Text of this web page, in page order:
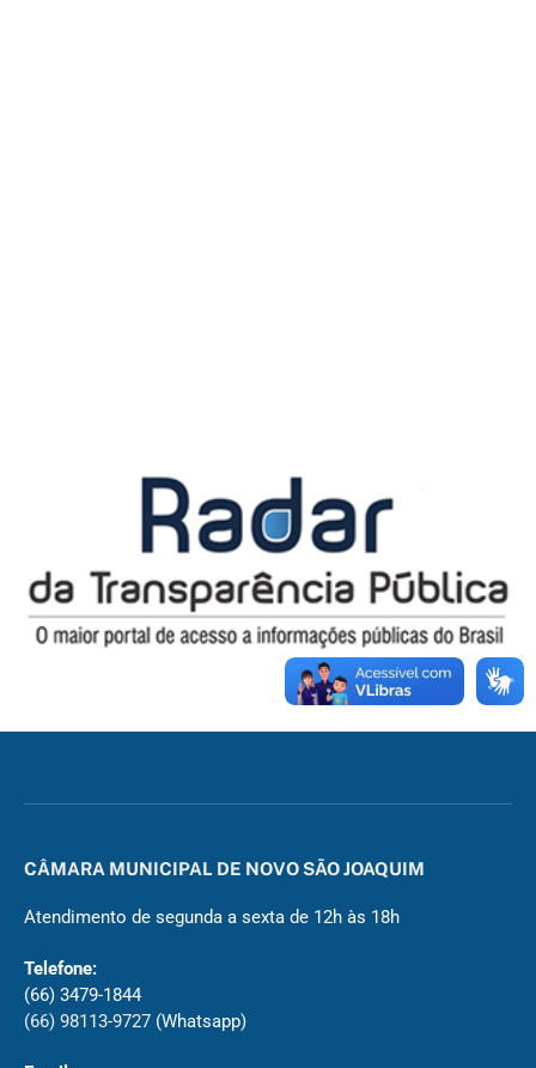
CÂMARA MUNICIPAL DE NOVO SÃO JOAQUIM
Atendimento de segunda a sexta de 12h às 18h
Telefone:
(66) 3479-1844
(66) 98113-9727 (Whatsapp)